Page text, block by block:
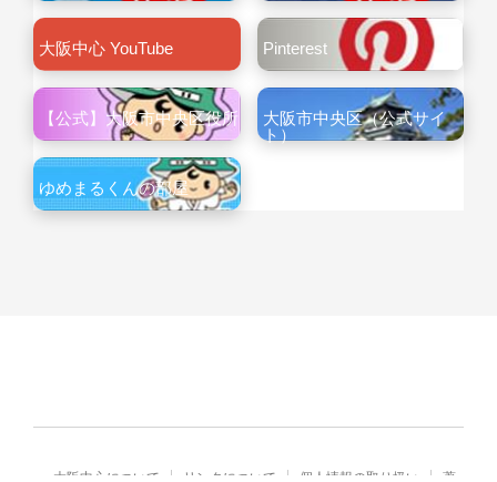
大阪中心 YouTube Pinterest
【公式】大阪市中央区役所
大阪市中央区（公式サイ
ト）
ゆめまるくんの部屋
大阪中心について リンクについて 個人情報の取り扱い 著